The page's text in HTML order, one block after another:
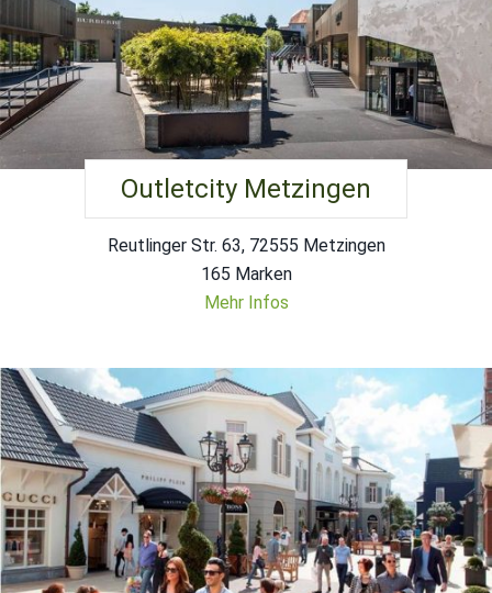
Outletcity Metzingen
Reutlinger Str. 63, 72555 Metzingen
165 Marken
Mehr Infos